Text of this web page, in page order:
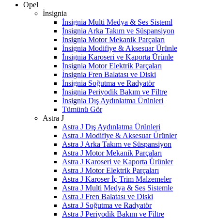
Opel
İnsignia
İnsignia Multi Medya & Ses Sisteml
İnsignia Arka Takım ve Süspansiyon
İnsignia Motor Mekanik Parçaları
İnsignia Modifiye & Aksesuar Ürünle
İnsignia Karoseri ve Kaporta Ürünle
İnsignia Motor Elektrik Parçaları
İnsignia Fren Balatası ve Diski
İnsignia Soğutma ve Radyatör
İnsignia Periyodik Bakım ve Filtre
İnsignia Dış Aydınlatma Ürünleri
Tümünü Gör
Astra J
Astra J Dış Aydınlatma Ürünleri
Astra J Modifiye & Aksesuar Ürünler
Astra J Arka Takım ve Süspansiyon
Astra J Motor Mekanik Parçaları
Astra J Karoseri ve Kaporta Ürünler
Astra J Motor Elektrik Parçaları
Astra J Karoser İç Trim Malzemeler
Astra J Multi Medya & Ses Sistemle
Astra J Fren Balatası ve Diski
Astra J Soğutma ve Radyatör
Astra J Periyodik Bakım ve Filtre